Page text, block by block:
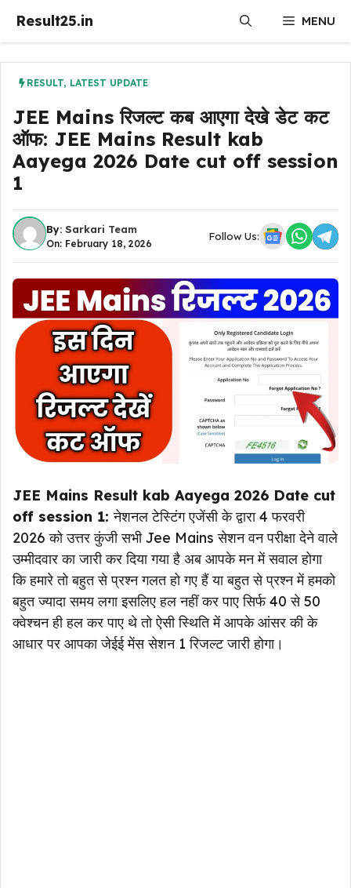
Result25.in MENU
RESULT, LATEST UPDATE
JEE Mains रिजल्ट कब आएगा देखे डेट कट
ऑफ: JEE Mains Result kab
Aayega 2026 Date cut off session
1
By: Sarkari Team
On: February 18, 2026
Follow Us:
JEE Mains Result kab Aayega 2026 Date cut
off session 1:नेशनल टेस्टिंग एजेंसी के द्वारा 4 फरवरी
2026 को उत्तर कुंजी सभी Jee Mains सेशन वन परीक्षा देने वाले
उम्मीदवार का जारी कर दिया गया है अब आपके मन में सवाल होगा
कि हमारे तो बहुत से प्रश्न गलत हो गए हैं या बहुत से प्रश्न में हमको
बहुत ज्यादा समय लगा इसलिए हल नहीं कर पाए सिर्फ 40 से 50
क्वेश्चन ही हल कर पाए थे तो ऐसी स्थिति में आपके आंसर की के
आधार पर आपका जेईई मेंस सेशन 1 रिजल्ट जारी होगा।